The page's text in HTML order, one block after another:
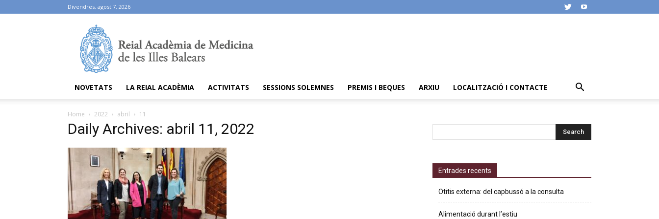
Divendres, agost 7, 2026
NOVETATS LA REIAL ACADÈMIA ACTIVITATS SESSIONS SOLEMNES PREMIS I BEQUES ARXIU LOCALITZACIÓ I CONTACTE
Home 2022 abril 11
Daily Archives: abril 11, 2022
Entrades recents
Otitis externa: del capbussó a la consulta
Alimentació durant l’estiu